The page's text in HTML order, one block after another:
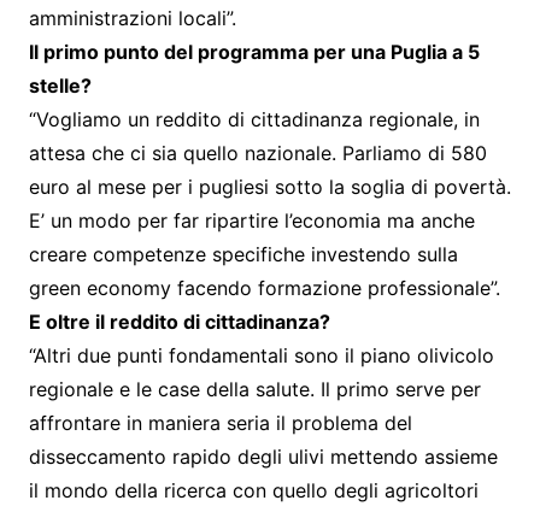
amministrazioni locali”.
Il primo punto del programma per una Puglia a 5
stelle?
“Vogliamo un reddito di cittadinanza regionale, in
attesa che ci sia quello nazionale. Parliamo di 580
euro al mese per i pugliesi sotto la soglia di povertà.
E’ un modo per far ripartire l’economia ma anche
creare competenze specifiche investendo sulla
green economy facendo formazione professionale”.
E oltre il reddito di cittadinanza?
“Altri due punti fondamentali sono il piano olivicolo
regionale e le case della salute. Il primo serve per
affrontare in maniera seria il problema del
disseccamento rapido degli ulivi mettendo assieme
il mondo della ricerca con quello degli agricoltori